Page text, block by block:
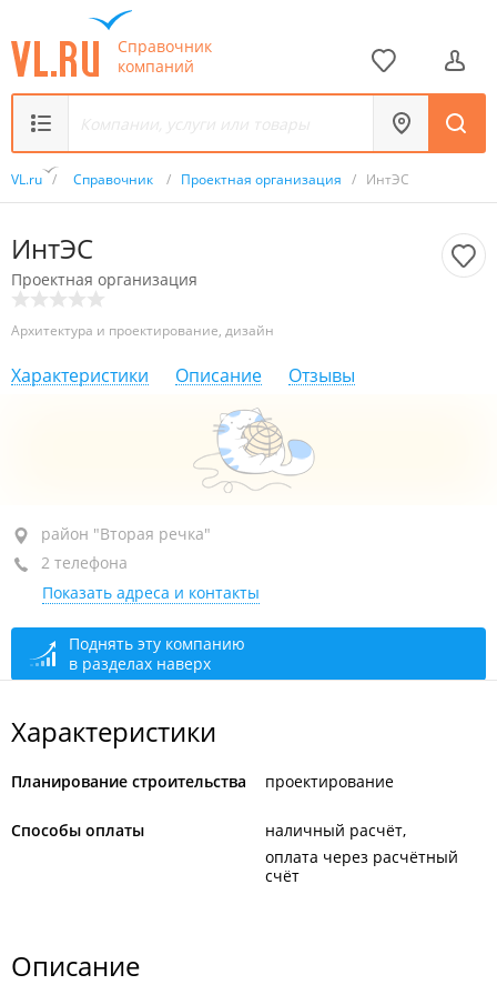
Справочник
компаний
VL.ru / Справочник / Проектная организация / ИнтЭС
ИнтЭС
Проектная организация
Архитектура и проектирование, дизайн
Характеристики Описание Отзывы
район "Вторая речка", ул. Русская, 9Б
БЦ "Antenna Building", 6-й этаж, оф. 608
+7 (423) 271-95-71
+7 914 791-95-71
сегодня закрыто
район "Вторая речка"
2 телефона
Показать адреса и контакты
Поднять эту компанию
в разделах наверх
Характеристики
Планирование строительства проектирование
Способы оплаты
наличный расчёт
оплата через расчётный
счёт
Описание